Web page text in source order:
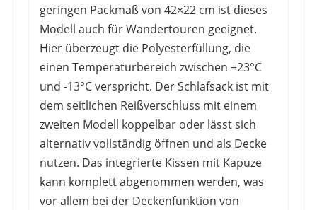
geringen Packmaß von 42×22 cm ist dieses
Modell auch für Wandertouren geeignet.
Hier überzeugt die Polyesterfüllung, die
einen Temperaturbereich zwischen +23°C
und -13°C verspricht. Der Schlafsack ist mit
dem seitlichen Reißverschluss mit einem
zweiten Modell koppelbar oder lässt sich
alternativ vollständig öffnen und als Decke
nutzen. Das integrierte Kissen mit Kapuze
kann komplett abgenommen werden, was
vor allem bei der Deckenfunktion von